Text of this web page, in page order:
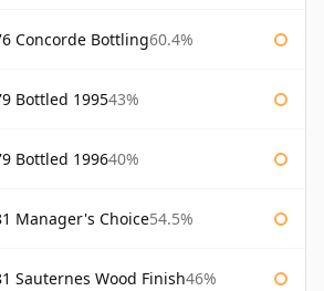
Concorde Bottling60.4%
Bottled 199543%
Bottled 199640%
Manager's Choice54.5%
Sauternes Wood Finish46%